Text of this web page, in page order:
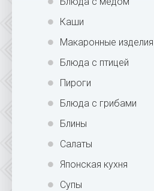
Каши
Макаронные изделия
Блюда с птицей
Пироги
Блюда с грибами
Блины
Салаты
Японская кухня
Супы